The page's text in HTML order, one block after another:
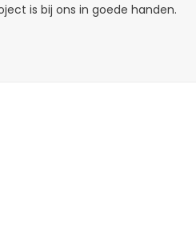
is bij ons in goede handen.